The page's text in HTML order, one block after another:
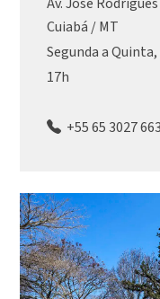
Cuiabá / MT
Segunda a Quinta,
17h
+55 65 3027